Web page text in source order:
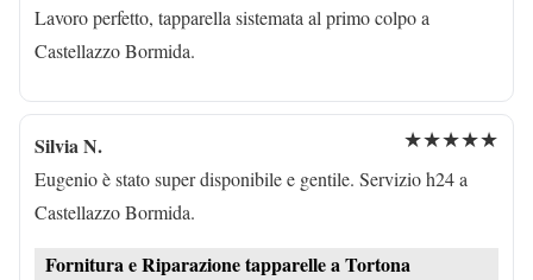
Lavoro perfetto, tapparella sistemata al primo colpo a
Castellazzo Bormida.
Silvia N. ★★★★★
Eugenio è stato super disponibile e gentile. Servizio h24 a
Castellazzo Bormida.
Fornitura e Riparazione tapparelle a Tortona